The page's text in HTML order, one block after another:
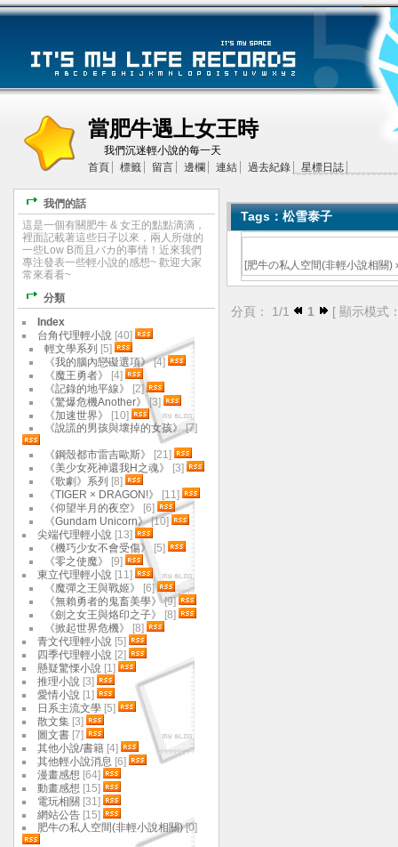
當肥牛遇上女王時
我們沉迷輕小說的每一天
首頁
標籤 留言 邊欄 連結 過去紀錄 星標日誌
Tags：松雪泰子
[肥牛の私人空間(非輕小說相關)
分頁： 1/1 1 [ 顯示模式
我們的話
這是一個有關肥牛 & 女王的點點滴滴，
裡面記載著這些日子以來，兩人所做的
一些Low B而且バカ的事情！近來我們
專注發表一些輕小說的感想~ 歡迎大家
常來看看~
分類
Index
台角代理輕小說 [40]
輕文學系列 [5]
《我的腦內戀礙選項》[4]
《魔王勇者》
[4]
《記錄的地平線》
[2]
《驚爆危機Another》[3]
《加速世界》
[10]
《說謊的男孩與壞掉的女孩》[7]
《鋼殼都市雷吉歐斯》
[21]
《美少女死神還我H之魂》
[3]
《歌劇》系列 [8]
《TIGER × DRAGON!》
[11]
《仰望半月的夜空》
[6]
《Gundam Unicorn》[10]
尖端代理輕小說 [13]
《機巧少女不會受傷》
[5]
《零之使魔》
[9]
東立代理輕小說 [11]
《魔彈之王與戰姬》
[6]
《無賴勇者的鬼畜美學》[9]
《劍之女王與烙印之子》
[8]
《掀起世界危機》
[8]
青文代理輕小說 [5]
四季代理輕小說 [2]
懸疑驚慄小說 [1]
推理小說 [3]
愛情小說 [1]
日系主流文學 [5]
散文集 [3]
圖文書 [7]
其他小說/書籍 [4]
其他輕小說消息 [6]
漫畫感想 [64]
動畫感想 [15]
電玩相關 [31]
網站公告 [15]
肥牛の私人空間(非輕小說相關)[0]